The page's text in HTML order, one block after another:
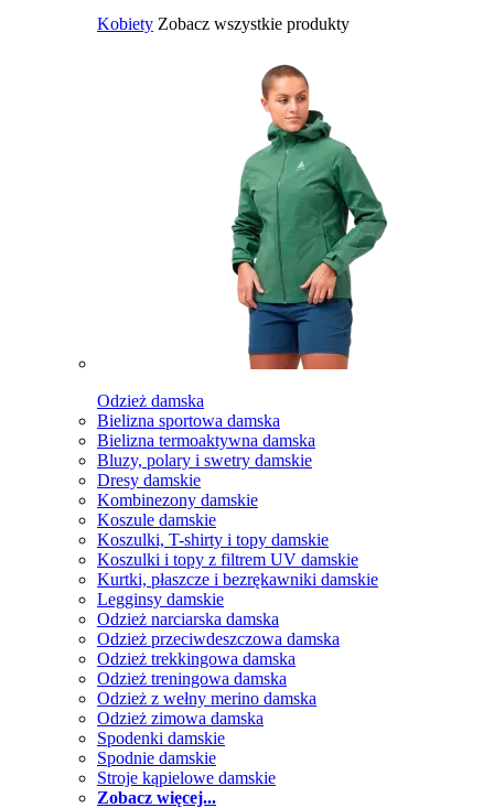
Kobiety Zobacz wszystkie produkty
Odzież damska
Bielizna sportowa damska
Bielizna termoaktywna damska
Bluzy, polary i swetry damskie
Dresy damskie
Kombinezony damskie
Koszule damskie
Koszulki, T-shirty i topy damskie
Koszulki i topy z filtrem UV damskie
Kurtki, płaszcze i bezrękawniki damskie
Legginsy damskie
Odzież narciarska damska
Odzież przeciwdeszczowa damska
Odzież trekkingowa damska
Odzież treningowa damska
Odzież z wełny merino damska
Odzież zimowa damska
Spodenki damskie
Spodnie damskie
Stroje kąpielowe damskie
Zobacz więcej...